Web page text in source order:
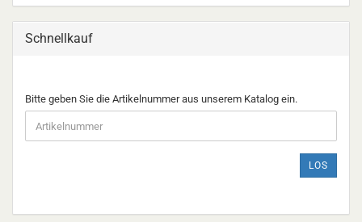
Schnellkauf
BITTE
GEBEN
SIE
DIE
EIN.
Bitte geben Sie die Artikelnummer aus unserem Katalog ein.
LOS